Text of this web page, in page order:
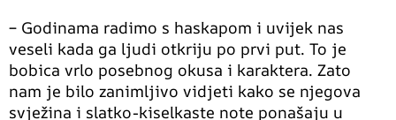
– Godinama radimo s haskapom i uvijek nas
veseli kada ga ljudi otkriju po prvi put. To je
bobica vrlo posebnog okusa i karaktera. Zato
nam je bilo zanimljivo vidjeti kako se njegova
svježina i slatko-kiselkaste note ponašaju u